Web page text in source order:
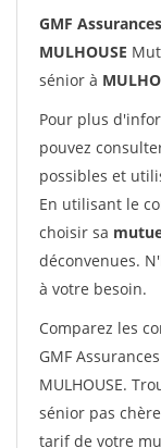
GMF
MULHOUSE
sénior à
Pour plus
pouvez
possibles et
En utilisant le
choisir sa
déconvenues.
à votre besoin.
Comparez les
GMF
MULHOUSE.
sénior pas
tarif de votre